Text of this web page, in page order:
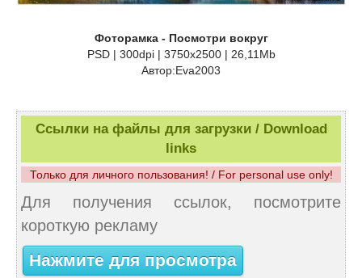
Фоторамка - Посмотри вокруг
PSD | 300dpi | 3750x2500 | 26,11Mb
Автор:Eva2003
Ссылки на файлы для загрузки / Download
links
Только для личного пользования! / For personal use only!
Для получения ссылок, посмотрите
короткую рекламу
Нажмите для просмотра